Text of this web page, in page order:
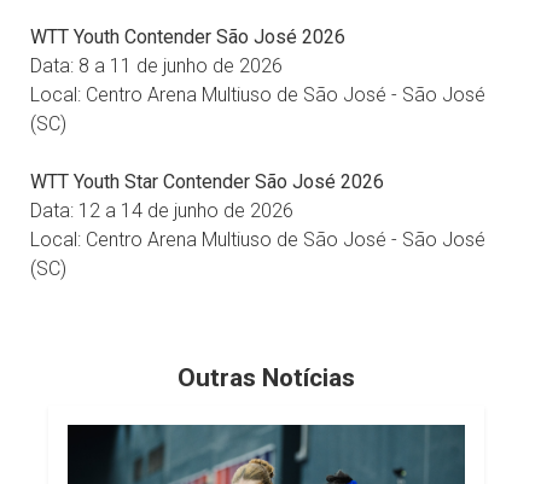
WTT Youth Contender São José 2026
Data: 8 a 11 de junho de 2026
Local: Centro Arena Multiuso de São José - São José
(SC)
WTT Youth Star Contender São José 2026
Data: 12 a 14 de junho de 2026
Local: Centro Arena Multiuso de São José - São José
(SC)
Outras Notícias